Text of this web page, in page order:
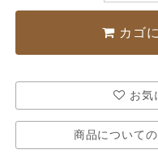
カゴ
お気
商品について